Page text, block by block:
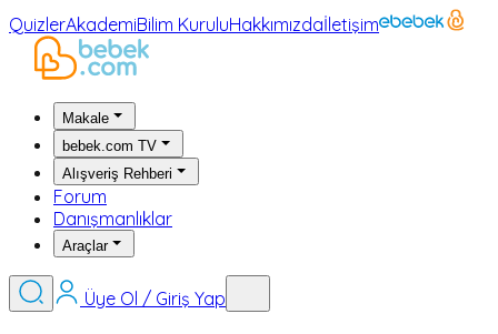
QuizlerAkademiBilim KuruluHakkımızdaİletişim
Makale
bebek.com TV
Alışveriş Rehberi
Forum
Danışmanlıklar
Araçlar
Üye Ol / Giriş Yap